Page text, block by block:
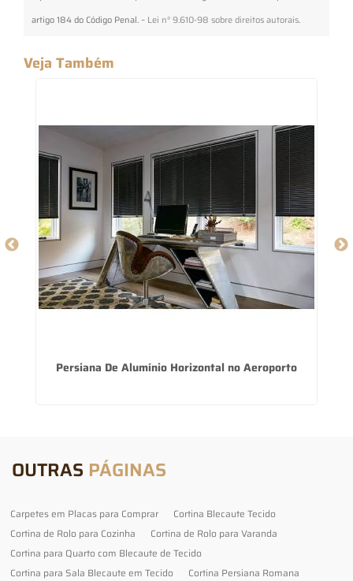
artigo 184 do Código Penal. – Lei n° 9.610-98 sobre direitos autorais.
Veja Também
Persiana De Alumínio Horizontal no Aeroporto
OUTRAS PÁGINAS
Carpetes em Placas para Comprar
Cortina Blecaute Tecido
Cortina de Rolo para Cozinha
Cortina de Rolo para Varanda
Cortina para Quarto com Blecaute de Tecido
Cortina para Sala Blecaute em Tecido
Cortina Persiana Romana